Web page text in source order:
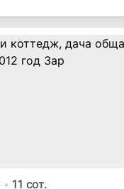
11 сот.